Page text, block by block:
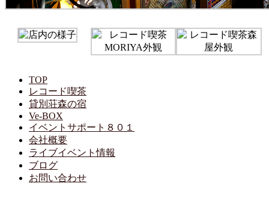
TOP
レコード喫茶
貸別荘森の宿
Ve-BOX
イベントサポート８０１
会社概要
ライブイベント情報
ブログ
お問い合わせ